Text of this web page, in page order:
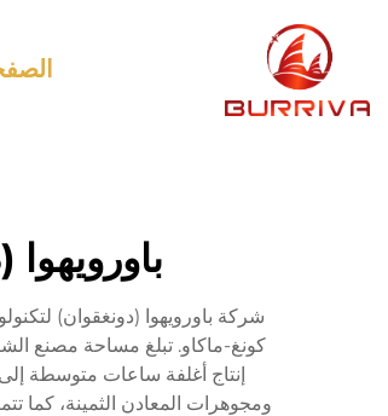
إنتاج أغلفة ساعات متوسطة إلى
ومجوهرات المعادن الثمينة، كما